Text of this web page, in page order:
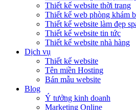
Thiết kế website thời trang
Thiết kế web phòng khám
Thiết kế website làm đẹp
Thiết kế website tin tức
Thiết kế website nhà hàng
Dịch vụ
Thiết kế website
Tên miền Hosting
Bán mẫu website
Blog
Ý tưởng kinh doanh
Marketing Online